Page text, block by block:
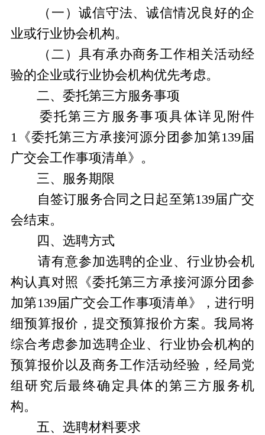
（一）诚信守法、诚信情况良好的企
业或行业协会机构。
（二）具有承办商务工作相关活动经
验的企业或行业协会机构优先考虑。
二、委托第三方服务事项
委托第三方服务事项具体详见附件
1《委托第三方承接河源分团参加第139届
广交会工作事项清单》。
三、服务期限
自签订服务合同之日起至第139届广交
会结束。
四、选聘方式
请有意参加选聘的企业、行业协会机
构认真对照《委托第三方承接河源分团参
加第139届广交会工作事项清单》，进行明
细预算报价，提交预算报价方案。我局将
综合考虑参加选聘企业、行业协会机构的
预算报价以及商务工作活动经验，经局党
组研究后最终确定具体的第三方服务机
构。
五、选聘材料要求